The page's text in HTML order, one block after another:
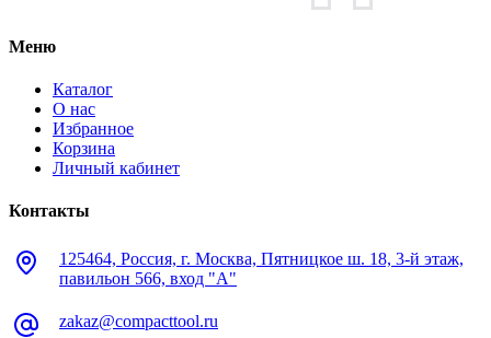
Меню
Каталог
О нас
Избранное
Корзина
Личный кабинет
Контакты
125464, Россия, г. Москва, Пятницкое ш. 18, 3-й этаж,
павильон 566, вход "А"
zakaz@compacttool.ru